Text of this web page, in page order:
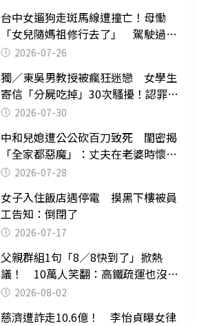
台中女遛狗走斑馬線遭撞亡！母慟
「女兒隨媽祖修行去了」 駕駛過失
致死判9月
2026-07-26
獨／東吳男教授被瘋狂迷戀 女學生
寄信「分屍吃掉」30次騷擾！認罪免
關 2026-07-30
中和兒媳遭公公砍百刀致死 閨密揭
「全家都惡魔」：丈夫在老婆時懷孕
摔東西
2026-07-28
女子入住飯店遇停電 摸黑下樓被員
工告知：倒閉了
2026-07-17
父親群組1句「8／8快到了」掀熱
議！ 10萬人笑翻：高鐵疏運也沒列
父親節
2026-08-02
慈濟遭詐走10.6億！ 李怡貞曝女律